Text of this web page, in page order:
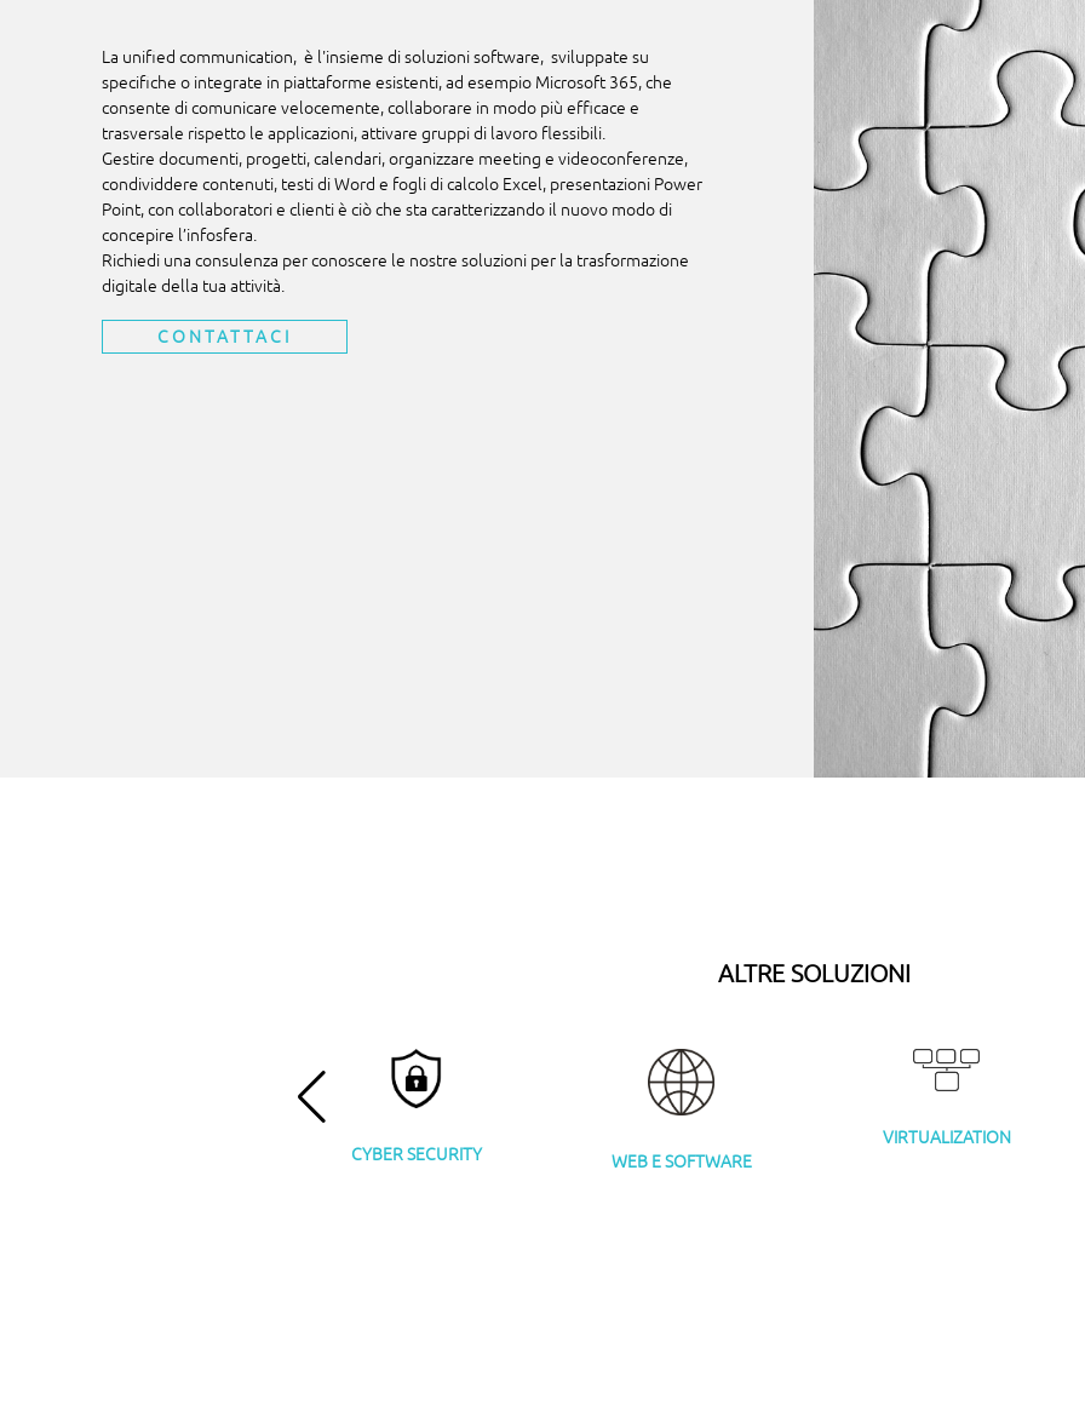
La unified communication, è l'insieme di soluzioni software, sviluppate su
specifiche o integrate in piattaforme esistenti, ad esempio Microsoft 365, che
consente di comunicare velocemente, collaborare in modo più efficace e
trasversale rispetto le applicazioni, attivare gruppi di lavoro flessibili.
Gestire documenti, progetti, calendari, organizzare meeting e videoconferenze,
condividdere contenuti, testi di Word e fogli di calcolo Excel, presentazioni Power
Point, con collaboratori e clienti è ciò che sta caratterizzando il nuovo modo di
concepire l’infosfera.
Richiedi una consulenza per conoscere le nostre soluzioni per la trasformazione
digitale della tua attività.
CONTATTACI
ALTRE SOLUZIONI
CYBER SECURITY WEB E SOFTWARE
VIRTUALIZATION